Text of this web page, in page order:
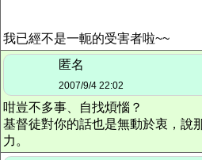
我已經不是一軛的受害者啦~~
匿名
2007/9/4 22:02
咁豈不多事、自找煩惱？
基督徒對你的話也是無動於衷，說
力。